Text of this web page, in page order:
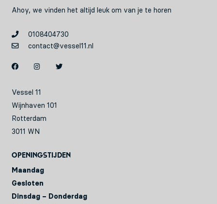
Ahoy, we vinden het altijd leuk om van je te horen
0108404730
contact@vessel11.nl
Vessel 11
Wijnhaven 101
Rotterdam
3011 WN
Openingstijden
Maandag
Gesloten
Dinsdag – Donderdag